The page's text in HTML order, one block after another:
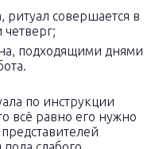
совершается в
подходящими днями
по инструкции
всё равно его нужно